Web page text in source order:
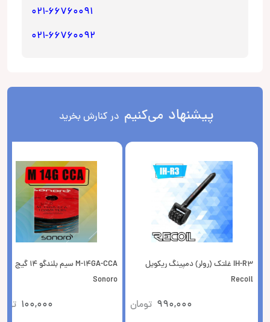
021-66760091
021-66760092
پیشنهاد می‌کنیم در کنارش بخرید
IH-R3 غلتک (رولر) دمپینگ ریکویل
Recoil
990,000 تومان
M-14GA-CCA سیم بلندگو 14 گیج
Sonoro
100,000